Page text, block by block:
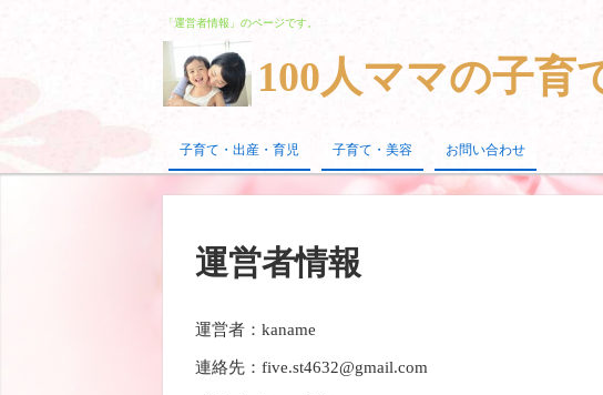
「運営者情報」のページです。
100人ママの子育
子育て・出産・育児 子育て・美容 お問い合わせ
運営者情報
運営者：kaname
連絡先：five.st4632@gmail.com